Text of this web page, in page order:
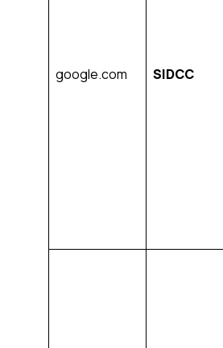
google.com SIDCC